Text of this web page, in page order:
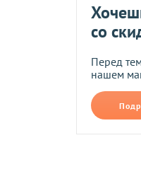
Я даю
В формате jpg,
со
Перед
нашем